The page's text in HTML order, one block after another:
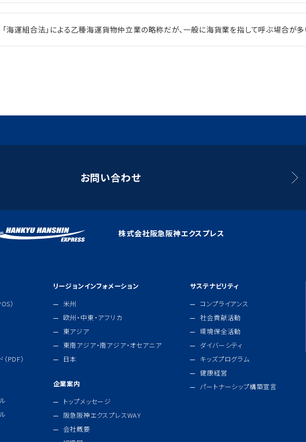
「海運組合法」による乙種海運貨物仲立業の略称だが、一般に海貨業を指して呼ぶ場合が多
お問い合わせ
株式会社阪急阪神エクスプレス
）
PDF）
リージョンインフォメーション
米州
欧州・中東・アフリカ
東アジア
東南アジア・南アジア・オセアニア
日本
企業案内
トップメッセージ
阪急阪神エクスプレスWAY
会社概要
サステナビリティ
コンプライアンス
社会貢献活動
環境保全活動
ダイバーシティ
キッズプログラム
健康経営
パートナーシップ構築宣言